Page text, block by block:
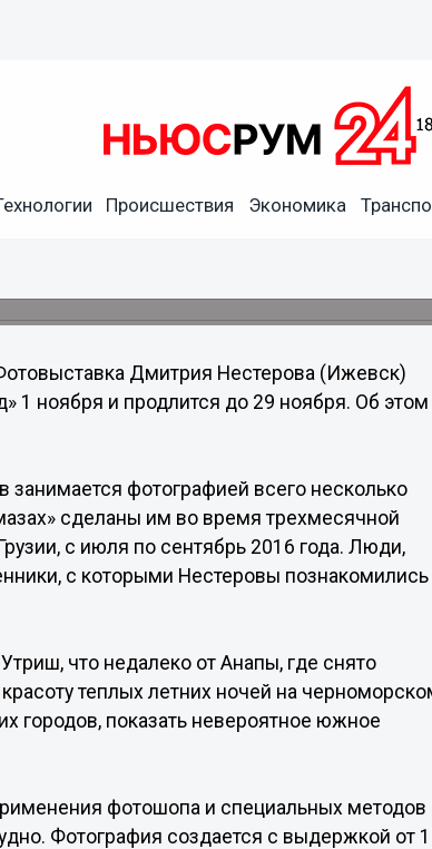
Происшествия Экономика
«Небо в алмазах»
Дмитрия Нестерова (Ижевск)
1 ноября и продлится до 29 ноября. Об этом
фотографией всего несколько
сделаны им во время трехмесячной
с июля по сентябрь 2016 года. Люди,
с которыми Нестеровы познакомились
что недалеко от Анапы, где снято
теплых летних ночей на
городов, показать невероятное южное
фотошопа и специальных методов
Фотография создается с выдержкой от